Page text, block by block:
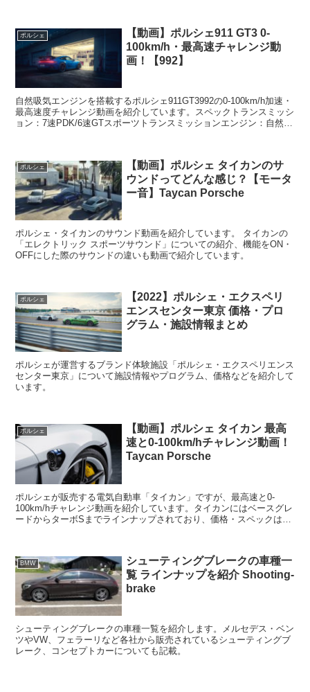
ポルシェ
【動画】ポルシェ911 GT3 0-
100km/h・最高速チャレンジ動
画！【992】
自然吸気エンジンを搭載するポルシェ911GT3992の0-100km/h加速・
最高速度チャレンジ動画を紹介しています。スペックトランスミッシ
ョン：7速PDK/6速GTスポーツトランスミッションエンジン：自然吸
ポルシェ
【動画】ポルシェ タイカンのサ
ウンドってどんな感じ？【モータ
ー音】Taycan Porsche
ポルシェ・タイカンのサウンド動画を紹介しています。 タイカンの
「エレクトリック スポーツサウンド」についての紹介、機能をON・
OFFにした際のサウンドの違いも動画で紹介しています。
ポルシェ
【2022】ポルシェ・エクスペリ
エンスセンター東京 価格・プロ
グラム・施設情報まとめ
ポルシェが運営するブランド体験施設「ポルシェ・エクスペリエンス
センター東京」について施設情報やプログラム、価格などを紹介して
います。
ポルシェ
【動画】ポルシェ タイカン 最高
速と0-100km/hチャレンジ動画！
Taycan Porsche
ポルシェが販売する電気自動車「タイカン」ですが、最高速と0-
100km/hチャレンジ動画を紹介しています。タイカンにはベースグレ
ードからターボSまでラインナップされており、価格・スペックは以
BMW
シューティングブレークの車種一
覧 ラインナップを紹介 Shooting-
brake
シューティングブレークの車種一覧を紹介します。メルセデス・ベン
ツやVW、フェラーリなど各社から販売されているシューティングブ
レーク、コンセプトカーについても記載。